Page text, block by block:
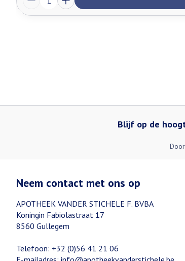
Blijf op de
Neem contact met ons op
APOTHEEK VANDER STICHELE F. BVBA
Koningin Fabiolastraat 17
8560 Gullegem
Telefoon: +32 (0)56 41 21 06